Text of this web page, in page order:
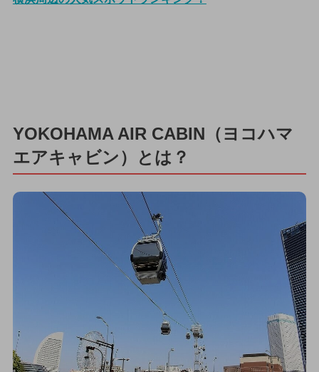
YOKOHAMA AIR CABIN（ヨコハマ
エアキャビン）とは？